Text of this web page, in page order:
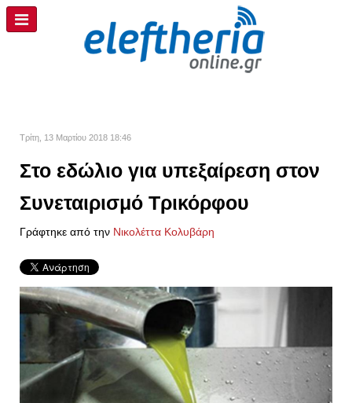
Τρίτη, 13 Μαρτίου 2018 18:46
Στο εδώλιο για υπεξαίρεση στον
Συνεταιρισμό Τρικόρφου
Γράφτηκε από την Νικολέττα Κολυβάρη